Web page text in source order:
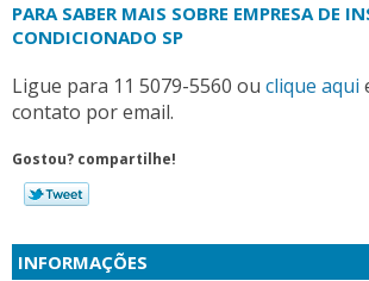
PARA SABER MAIS SOBRE EMPRESA DE
CONDICIONADO SP
Ligue para 11 5079-5560 ou clique aqui
contato por email.
Gostou? compartilhe!
INFORMAÇÕES